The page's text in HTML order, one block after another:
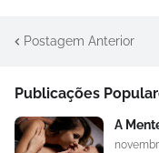
Postagem Anterior
Publicações
A